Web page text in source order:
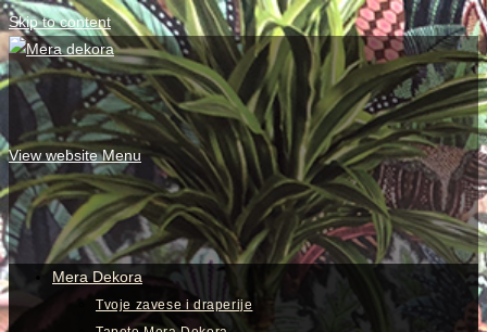
Skip to content
View website Menu
Mera Dekora
Tvoje zavese i draperije